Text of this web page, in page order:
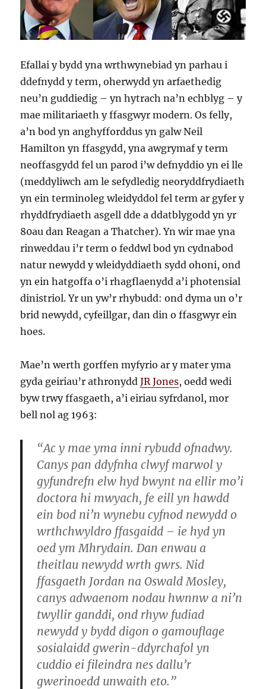
Efallai y bydd yna wrthwynebiad yn parhau i
ddefnydd y term, oherwydd yn arfaethedig
neu’n guddiedig – yn hytrach na’n echblyg – y
mae militariaeth y ffasgwyr modern. Os felly,
a’n bod yn anghyfforddus yn galw Neil
Hamilton yn ffasgydd, yna awgrymaf y term
neoffasgydd fel un parod i’w defnyddio yn ei lle
(meddyliwch am le sefydledig neoryddfrydiaeth
yn ein terminoleg wleidyddol fel term ar gyfer y
rhyddfrydiaeth asgell dde a ddatblygodd yn yr
80au dan Reagan a Thatcher). Yn wir mae yna
rinweddau i’r term o feddwl bod yn cydnabod
natur newydd y wleidyddiaeth sydd ohoni, ond
yn ein hatgoffa o’i rhagflaenydd a’i photensial
dinistriol. Yr un yw’r rhybudd: ond dyma un o’r
brid newydd, cyfeillgar, dan din o ffasgwyr ein
hoes.
Mae’n werth gorffen myfyrio ar y mater yma
gyda geiriau’r athronyddJR Jones, oedd wedi
byw trwy ffasgaeth, a’i eiriau syfrdanol, mor
bell nol ag 1963:
“Ac y mae yma inni rybudd ofnadwy.
Canys pan ddyfnha clwyf marwol y
gyfundrefn elw hyd bwynt na ellir mo’i
doctora hi mwyach, fe eill yn hawdd
ein bod ni’n wynebu cyfnod newydd o
wrthchwyldro ffasgaidd – ie hyd yn
oed ym Mhrydain. Dan enwau a
theitlau newydd wrth gwrs. Nid
ffasgaeth Jordan na Oswald Mosley,
canys adwaenom nodau hwnnw a ni’n
twyllir ganddi, ond rhyw fudiad
newydd y bydd digon o gamouflage
sosialaidd gwerin-ddyrchafol yn
cuddio ei fileindra nes dallu’r
gwerinoedd unwaith eto.”